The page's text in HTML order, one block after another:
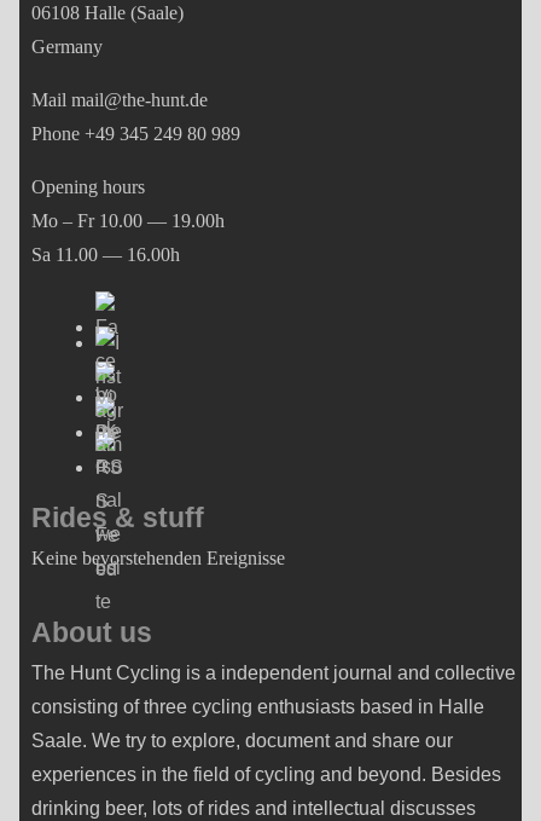
06108 Halle (Saale)
Germany
Mail mail@the-hunt.de
Phone +49 345 249 80 989
Opening hours
Mo – Fr 10.00 — 19.00h
Sa 11.00 — 16.00h
Rides & stuff
Keine bevorstehenden Ereignisse
About us
The Hunt Cycling is a independent journal and collective
consisting of three cycling enthusiasts based in Halle
Saale. We try to explore, document and share our
experiences in the field of cycling and beyond. Besides
drinking beer, lots of rides and intellectual discusses